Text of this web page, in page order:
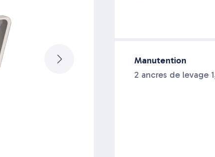
Manutention
2 ancres de levage